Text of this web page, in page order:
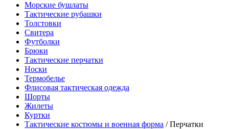
Морские бушлаты
Тактические рубашки
Толстовки
Свитера
Футболки
Брюки
Тактические перчатки
Носки
Термобелье
Флисовая тактическая одежда
Шорты
Жилеты
Куртки
Тактические костюмы и военная форма /Перчатки